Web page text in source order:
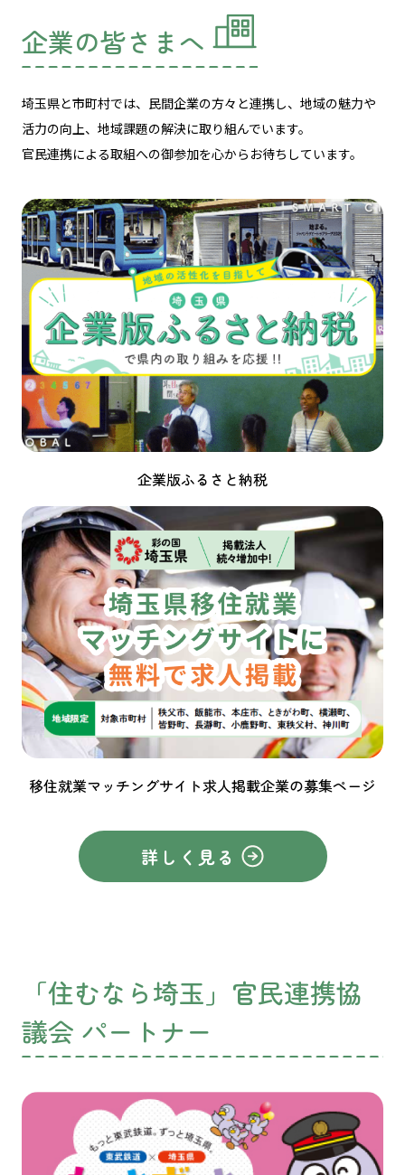
企業の皆さまへ
埼玉県と市町村では、民間企業の方々と連携し、 地域の魅力や
活力の向上、地域課題の解決に取り組んでいます。
官民連携による取組への御参加を心からお待ちしています。
企業版ふるさと納税
移住就業マッチングサイト求人掲載企業の募集ページ
詳しく見る
「住むなら埼玉」官民連携協
議会 パートナー